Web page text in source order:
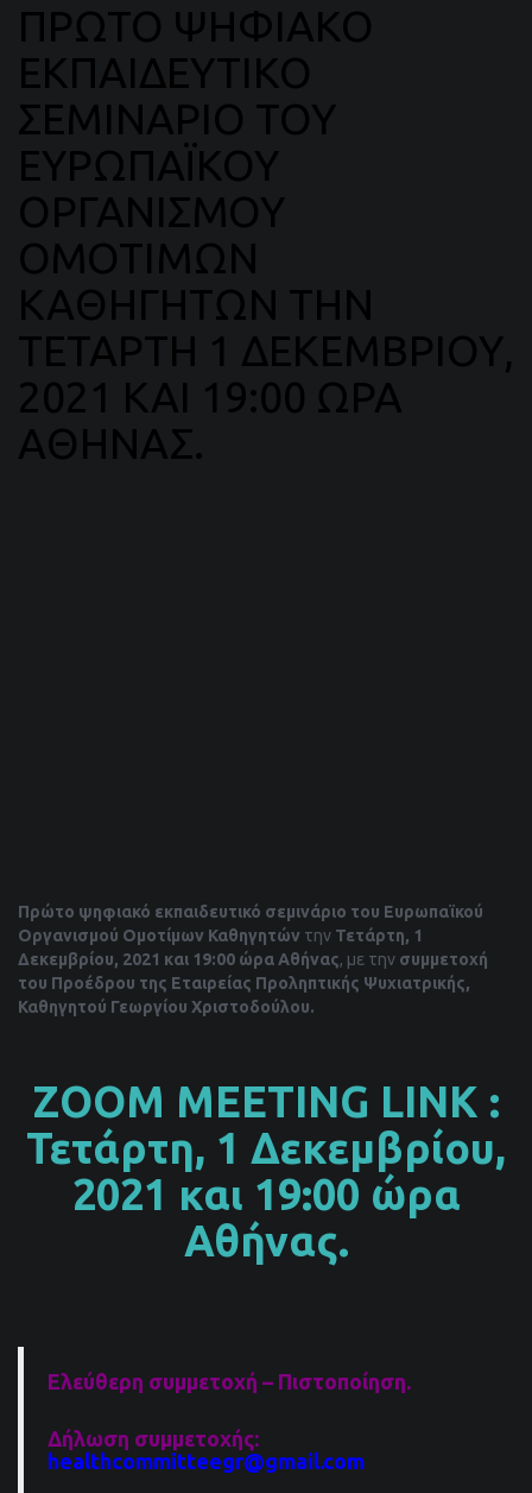
ΠΡΩΤΟ ΨΗΦΙΑΚΟ
ΕΚΠΑΙΔΕΥΤΙΚΟ
ΣΕΜΙΝΑΡΙΟ ΤΟΥ
ΕΥΡΩΠΑΪΚΟΥ
ΟΡΓΑΝΙΣΜΟΥ
ΟΜΟΤΙΜΩΝ
ΚΑΘΗΓΗΤΩΝ ΤΗΝ
ΤΕΤΑΡΤΗ 1 ΔΕΚΕΜΒΡΙΟΥ,
2021 ΚΑΙ 19:00 ΩΡΑ
ΑΘΗΝΑΣ.
Πρώτο ψηφιακό εκπαιδευτικό σεμινάριο του Ευρωπαϊκού
Οργανισμού Ομοτίμων Καθηγητών την Τετάρτη, 1
Δεκεμβρίου, 2021 και 19:00 ώρα Αθήνας, με την συμμετοχή
του Προέδρου της Εταιρείας Προληπτικής Ψυχιατρικής,
Καθηγητού Γεωργίου Χριστοδούλου.
ZOOM MEETING LINK :
Τετάρτη, 1 Δεκεμβρίου,
2021 και 19:00 ώρα
Αθήνας.
Ελεύθερη συμμετοχή – Πιστοποίηση.
Δήλωση συμμετοχής:
healthcommitteegr@gmail.com